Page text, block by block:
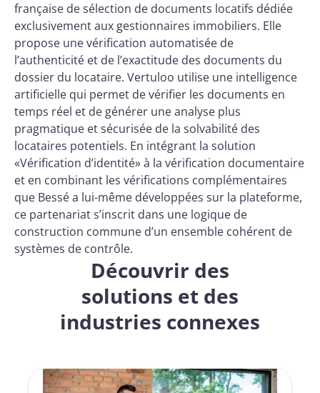
française de sélection de documents locatifs dédiée
exclusivement aux gestionnaires immobiliers. Elle
propose une vérification automatisée de
l’authenticité et de l’exactitude des documents du
dossier du locataire. Vertuloo utilise une intelligence
artificielle qui permet de vérifier les documents en
temps réel et de générer une analyse plus
pragmatique et sécurisée de la solvabilité des
locataires potentiels. En intégrant la solution
«Vérification d’identité» à la vérification documentaire
et en combinant les vérifications complémentaires
que Bessé a lui-même développées sur la plateforme,
ce partenariat s’inscrit dans une logique de
construction commune d’un ensemble cohérent de
systèmes de contrôle.
Découvrir des
solutions et des
industries connexes